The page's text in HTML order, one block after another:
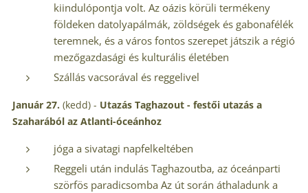
kiindulópontja volt. Az oázis körüli termékeny
földeken datolyapálmák, zöldségek és gabonafélék
teremnek, és a város fontos szerepet játszik a régió
mezőgazdasági és kulturális életében
Szállás vacsorával és reggelivel
Január 27. (kedd) - Utazás Taghazout - festői utazás a
Szaharából az Atlanti-óceánhoz
jóga a sivatagi napfelkeltében
Reggeli után indulás Taghazoutba, az óceánparti
szörfös paradicsomba Az út során áthaladunk a